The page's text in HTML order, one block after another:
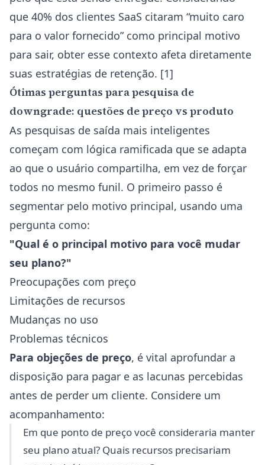
que 40% dos clientes SaaS citaram “muito caro
para o valor fornecido” como principal motivo
para sair, obter esse contexto afeta diretamente
suas estratégias de retenção. [1]
Ótimas perguntas para pesquisa de
downgrade: questões de preço vs produto
As pesquisas de saída mais inteligentes
começam com lógica ramificada que se adapta
ao que o usuário compartilha, em vez de forçar
todos no mesmo funil. O primeiro passo é
segmentar pelo motivo principal, usando uma
pergunta como:
"Qual é o principal motivo para você mudar
seu plano?"
Preocupações com preço
Limitações de recursos
Mudanças no uso
Problemas técnicos
Para objeções de preço, é vital aprofundar a
disposição para pagar e as lacunas percebidas
antes de perder um cliente. Considere um
acompanhamento:
Em que ponto de preço você consideraria manter
seu plano atual? Quais recursos precisariam